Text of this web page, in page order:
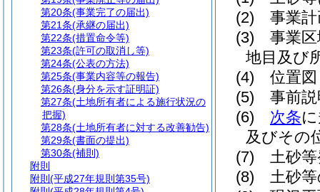
(2)
事業
(3)
事業
地目及び
(4)
位置図
(5)
事前
(6)
次条
及びその
(7)
土砂
(8)
土砂
第20条(事業完了の届出)
第21条(承継の届出)
第22条(措置命令等)
第23条(許可の取消し等)
第24条(公表の方法)
第25条(事業内容等の報告)
第26条(身分を示す証明証)
第27条(土地所有者による施行状況の
把握)
第28条(土地所有者に対する改善勧告)
第29条(書面の提出)
第30条(補則)
附則
附則 (平成27年規則第35号)